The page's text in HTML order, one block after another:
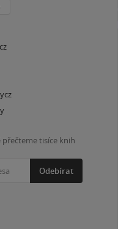
přečteme tisíce knih
Odebírat